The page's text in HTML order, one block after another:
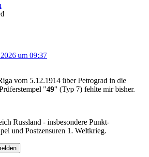
um 09:37
vom 5.12.1914 über Petrograd in die
"49" (Typ 7) fehlte mir bisher.
Russland - insbesondere Punkt-
und Postzensuren 1. Weltkrieg.